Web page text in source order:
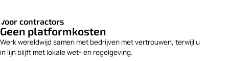
Voor contractors
Geen platformkosten
Werk wereldwijd samen met bedrijven met vertrouwen, terwijl u
in lijn blijft met lokale wet- en regelgeving.